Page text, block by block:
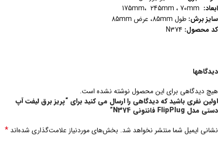
ابعاد:
سایز برش:‌ طول 85mm، عرض 85mm
کد محصول:
N374
دیدگاهها
هیچ دیدگاهی برای این محصول نوشته نشده است.
اولین نفری باشید که دیدگاهی را ارسال می کنید برای “پریز برق لیفت آپ
دستی مدل FlipPlug فانتونی N374”
نشانی ایمیل شما منتشر نخواهد شد. بخش‌های موردنیاز علامت‌گذاری شده‌اند *